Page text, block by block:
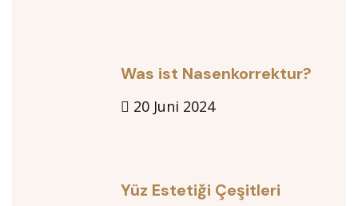
Was ist Nasenkorrektur?
20 Juni 2024
Yüz Estetiği Çeşitleri